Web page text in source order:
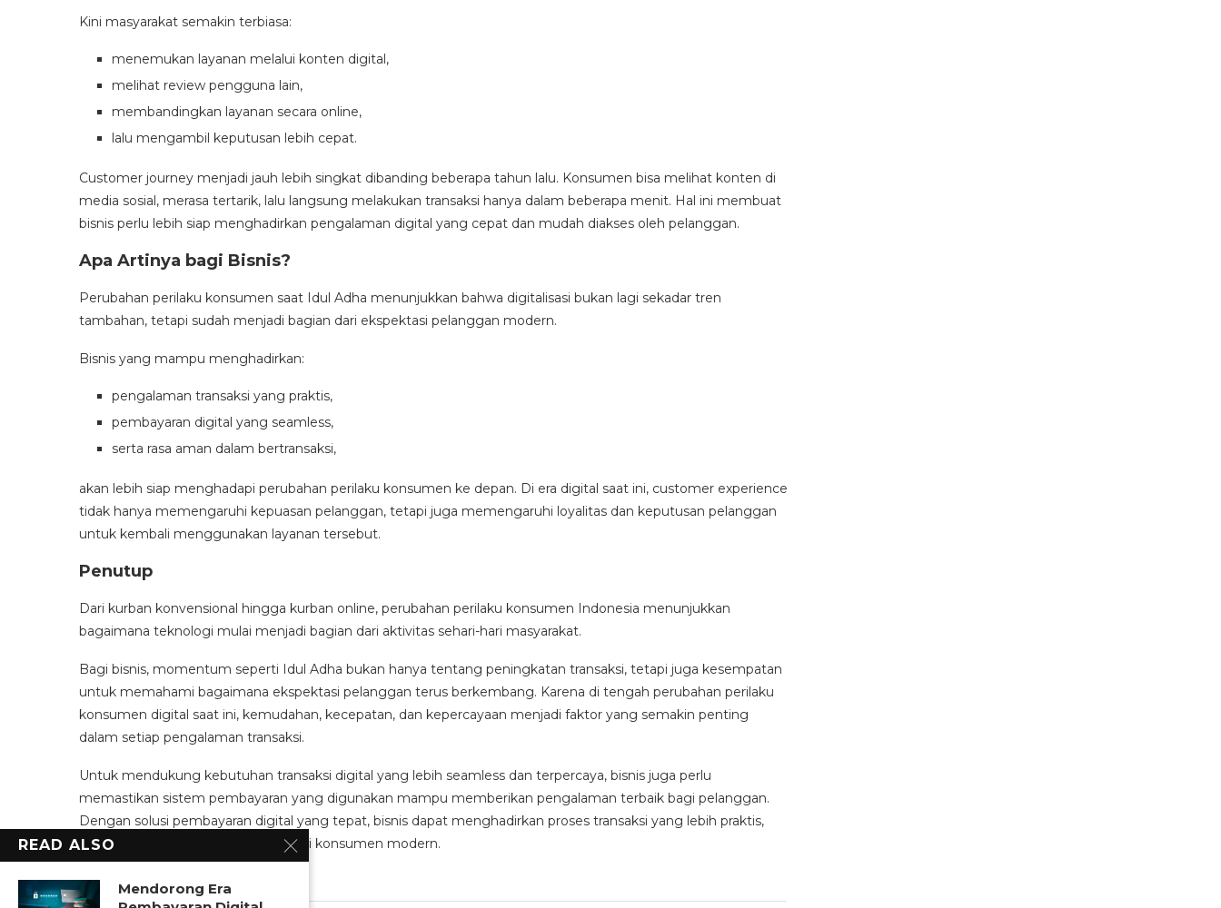
Kini masyarakat semakin terbiasa:
menemukan layanan melalui konten digital,
melihat review pengguna lain,
membandingkan layanan secara online,
lalu mengambil keputusan lebih cepat.
Customer journey menjadi jauh lebih singkat dibanding beberapa tahun lalu. Konsumen bisa melihat konten di
media sosial, merasa tertarik, lalu langsung melakukan transaksi hanya dalam beberapa menit. Hal ini membuat
bisnis perlu lebih siap menghadirkan pengalaman digital yang cepat dan mudah diakses oleh pelanggan.
Apa Artinya bagi Bisnis?
Perubahan perilaku konsumen saat Idul Adha menunjukkan bahwa digitalisasi bukan lagi sekadar tren
tambahan, tetapi sudah menjadi bagian dari ekspektasi pelanggan modern.
Bisnis yang mampu menghadirkan:
pengalaman transaksi yang praktis,
pembayaran digital yang seamless,
serta rasa aman dalam bertransaksi,
akan lebih siap menghadapi perubahan perilaku konsumen ke depan. Di era digital saat ini, customer experience
tidak hanya memengaruhi kepuasan pelanggan, tetapi juga memengaruhi loyalitas dan keputusan pelanggan
untuk kembali menggunakan layanan tersebut.
Penutup
Dari kurban konvensional hingga kurban online, perubahan perilaku konsumen Indonesia menunjukkan
bagaimana teknologi mulai menjadi bagian dari aktivitas sehari-hari masyarakat.
Bagi bisnis, momentum seperti Idul Adha bukan hanya tentang peningkatan transaksi, tetapi juga kesempatan
untuk memahami bagaimana ekspektasi pelanggan terus berkembang. Karena di tengah perubahan perilaku
konsumen digital saat ini, kemudahan, kecepatan, dan kepercayaan menjadi faktor yang semakin penting
dalam setiap pengalaman transaksi.
Untuk mendukung kebutuhan transaksi digital yang lebih seamless dan terpercaya, bisnis juga perlu
memastikan sistem pembayaran yang digunakan mampu memberikan pengalaman terbaik bagi pelanggan.
Dengan solusi pembayaran digital yang tepat, bisnis dapat menghadirkan proses transaksi yang lebih praktis,
aman, dan sesuai dengan ekspektasi konsumen modern.
READ ALSO
Mendorong Era